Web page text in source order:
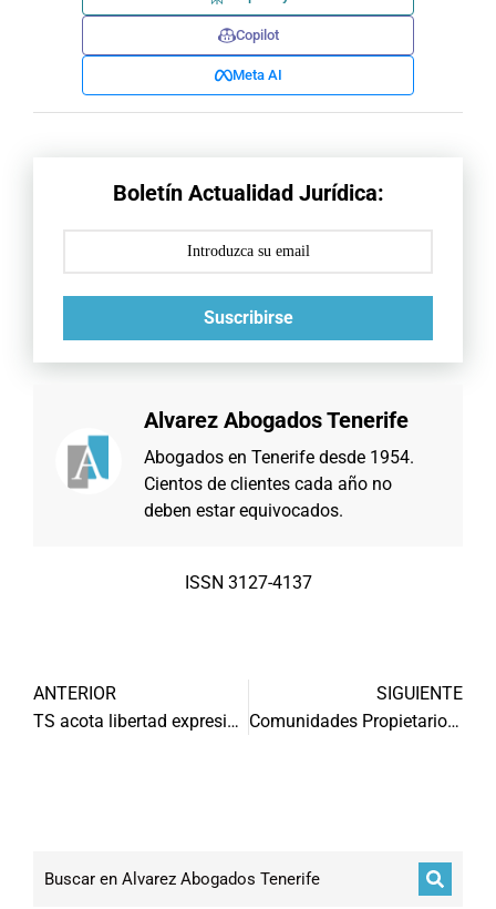
Copilot
Meta AI
Boletín Actualidad Jurídica:
Suscribirse
Alvarez Abogados Tenerife
Abogados en Tenerife desde 1954.
Cientos de clientes cada año no
deben estar equivocados.
ISSN 3127-4137
ANTERIOR
TS acota libertad expresión en redes sociales
SIGUIENTE
Comunidades Propietarios ¿Se puede echar inquilino ruidoso?